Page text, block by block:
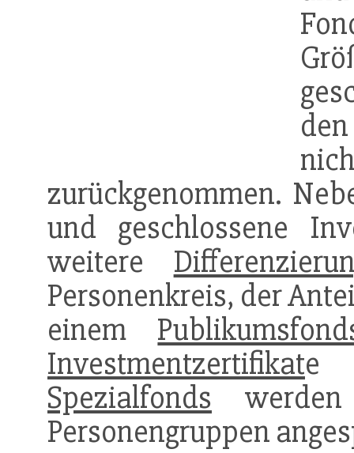
zurückgenommen.
und geschlossene
weitere
Personenkreis, der
einem
Investmentzertifikate
Spezialfonds
Personengruppen